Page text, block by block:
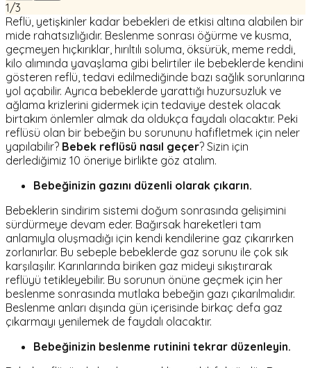
1/3
Reflü, yetişkinler kadar bebekleri de etkisi altına alabilen bir
mide rahatsızlığıdır. Beslenme sonrası öğürme ve kusma,
geçmeyen hıçkırıklar, hırıltılı soluma, öksürük, meme reddi,
kilo alımında yavaşlama gibi belirtiler ile bebeklerde kendini
gösteren reflü, tedavi edilmediğinde bazı sağlık sorunlarına
yol açabilir. Ayrıca bebeklerde yarattığı huzursuzluk ve
ağlama krizlerini gidermek için tedaviye destek olacak
birtakım önlemler almak da oldukça faydalı olacaktır. Peki
reflüsü olan bir bebeğin bu sorununu hafifletmek için neler
yapılabilir? Bebek reflüsü nasıl geçer? Sizin için
derlediğimiz 10 öneriye birlikte göz atalım.
Bebeğinizin gazını düzenli olarak çıkarın.
Bebeklerin sindirim sistemi doğum sonrasında gelişimini
sürdürmeye devam eder. Bağırsak hareketleri tam
anlamıyla oluşmadığı için kendi kendilerine gaz çıkarırken
zorlanırlar. Bu sebeple bebeklerde gaz sorunu ile çok sık
karşılaşılır. Karınlarında biriken gaz mideyi sıkıştırarak
reflüyü tetikleyebilir. Bu sorunun önüne geçmek için her
beslenme sonrasında mutlaka bebeğin gazı çıkarılmalıdır.
Beslenme anları dışında gün içerisinde birkaç defa gaz
çıkarmayı yenilemek de faydalı olacaktır.
Bebeğinizin beslenme rutinini tekrar düzenleyin.